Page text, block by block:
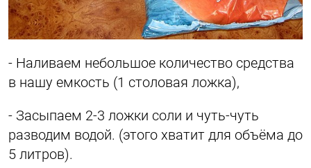
- Наливаем небольшое количество средства
в нашу емкость (1 столовая ложка),
- Засыпаем 2-3 ложки соли и чуть-чуть
разводим водой. (этого хватит для объёма до
5 литров).